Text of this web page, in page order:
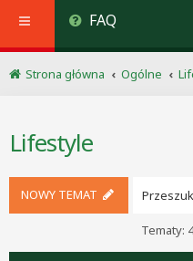
FAQ
Strona główna Ogólne
Lifestyle
NOWY TEMAT
Tematy: